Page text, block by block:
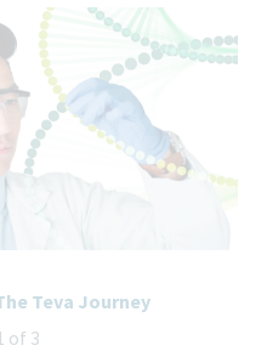
Teva Journey
of 3